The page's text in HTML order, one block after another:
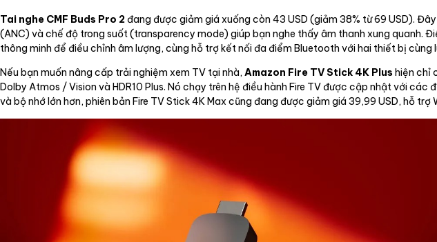
Tai nghe CMF Buds Pro 2đang được giảm giá xuống còn 43 USD (giảm 38% từ 69 USD).
(ANC) và chế độ trong suốt (transparency mode) giúp bạn nghe thấy âm thanh xung quanh.
thông minh để điều chỉnh âm lượng, cùng hỗ trợ kết nối đa điểm Bluetooth với hai thiết bị cùng
Nếu bạn muốn nâng cấp trải nghiệm xem TV tại nhà, Amazon Fire TV Stick 4K Plus hiện chỉ
Dolby Atmos / Vision và HDR10 Plus. Nó chạy trên hệ điều hành Fire TV được cập nhật với
và bộ nhớ lớn hơn, phiên bản Fire TV Stick 4K Max cũng đang được giảm giá 39,99 USD, hỗ trợ